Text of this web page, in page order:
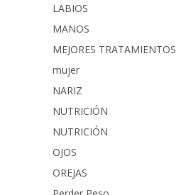
LABIOS
MANOS
MEJORES TRATAMIENTOS
mujer
NARIZ
NUTRICIÓN
NUTRICIÓN
OJOS
OREJAS